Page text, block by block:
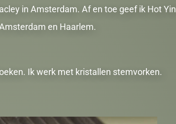
in Amsterdam. Af en toe geef ik Hot Yin
en Haarlem.
Ik werk met kristallen stemvorken.